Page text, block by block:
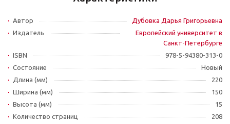
Автор
Дубовка Дарья Григорьевна
Издатель
Европейский университет в
Санкт-Петербурге
ISBN
978-5-94380-313-0
Состояние
Новый
Длина (мм)
220
Ширина (мм)
150
Высота (мм)
15
Количество страниц
208